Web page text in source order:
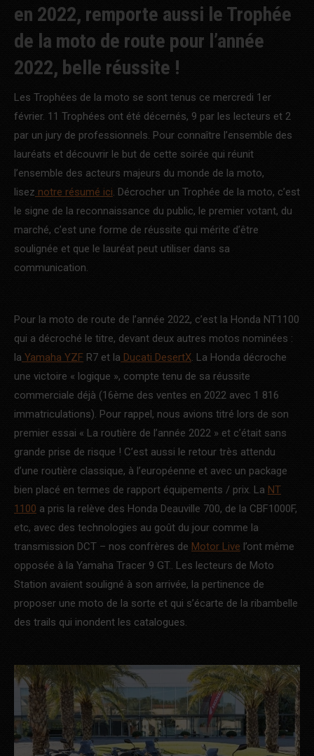
en 2022, remporte aussi le Trophée
de la moto de route pour l’année
2022, belle réussite !
Les Trophées de la moto se sont tenus ce mercredi 1er
février. 11 Trophées ont été décernés, 9 par les lecteurs et 2
par un jury de professionnels. Pour connaître l’ensemble des
lauréats et découvrir le but de cette soirée qui réunit
l’ensemble des acteurs majeurs du monde de la moto,
lisez notre résumé ici. Décrocher un Trophée de la moto, c’est
le signe de la reconnaissance du public, le premier votant, du
marché, c’est une forme de réussite qui mérite d’être
soulignée et que le lauréat peut utiliser dans sa
communication.
Pour la moto de route de l’année 2022, c’est la Honda NT1100
qui a décroché le titre, devant deux autres motos nominées :
la Yamaha YZF R7 et la Ducati DesertX. La Honda décroche
une victoire « logique », compte tenu de sa réussite
commerciale déjà (16ème des ventes en 2022 avec 1 816
immatriculations). Pour rappel, nous avions titré lors de son
premier essai « La routière de l’année 2022 » et c’était sans
grande prise de risque ! C’est aussi le retour très attendu
d’une routière classique, à l’européenne et avec un package
bien placé en termes de rapport équipements / prix. La NT
1100 a pris la relève des Honda Deauville 700, de la CBF1000F,
etc, avec des technologies au goût du jour comme la
transmission DCT – nos confrères de Motor Live l’ont même
opposée à la Yamaha Tracer 9 GT.. Les lecteurs de Moto
Station avaient souligné à son arrivée, la pertinence de
proposer une moto de la sorte et qui s’écarte de la ribambelle
des trails qui inondent les catalogues.